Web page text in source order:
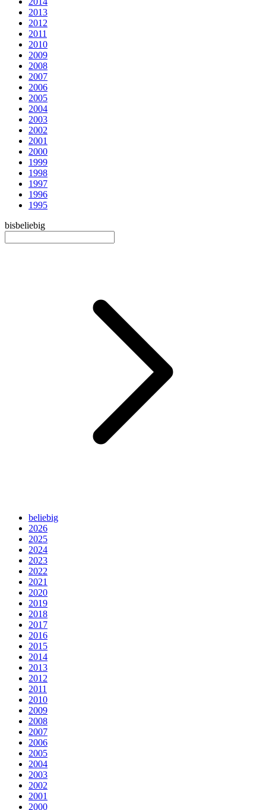
2013
2012
2011
2010
2009
2008
2007
2006
2005
2004
2003
2002
2001
2000
1999
1998
1997
1996
1995
bisbeliebig
beliebig
2026
2025
2024
2023
2022
2021
2020
2019
2018
2017
2016
2015
2014
2013
2012
2011
2010
2009
2008
2007
2006
2005
2004
2003
2002
2001
2000